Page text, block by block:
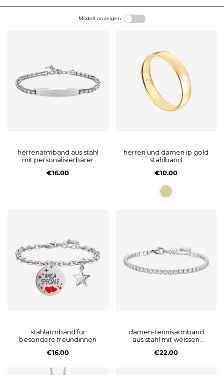
Modell anzeigen
herrenarmband aus stahl
mit personalisierbarer
€16.00
herren und damen ip gold
stahlband
€10.00
stahlarmband für
besondere freundinnen
€16.00
damen-tennisarmband
aus stahl mit weissen
€22.00